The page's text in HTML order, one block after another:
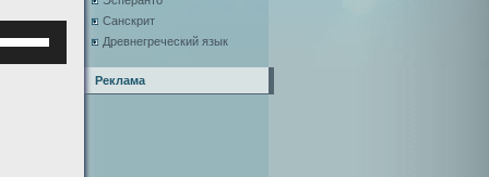
Санскрит
Древнегреческий язык
Реклама